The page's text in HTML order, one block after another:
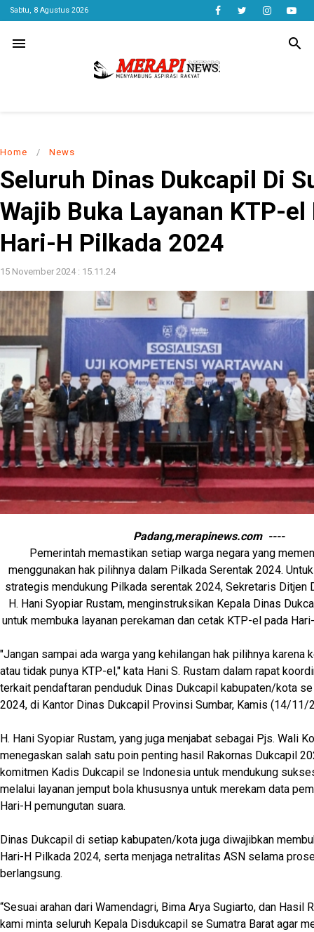
Sabtu, 8 Agustus 2026
menu search
Home / News
Seluruh Dinas Dukcapil Di
Wajib Buka Layanan KTP-el
Hari-H Pilkada 2024
15 November 2024 : 15.11.24
Padang,merapinews.com ----
Pemerintah memastikan setiap warga negara yang
menggunakan hak pilihnya dalam Pilkada Serentak 2024.
strategis mendukung Pilkada serentak 2024, Sekretaris Ditjen
H. Hani Syopiar Rustam, menginstruksikan Kepala Dinas
untuk membuka layanan perekaman dan cetak KTP-el pada
"Jangan sampai ada warga yang kehilangan hak pilihnya karena
atau tidak punya KTP-el," kata Hani S. Rustam dalam rapat
terkait pendaftaran penduduk Dinas Dukcapil kabupaten/kota se
2024, di Kantor Dinas Dukcapil Provinsi Sumbar, Kamis (14/11/
H. Hani Syopiar Rustam, yang juga menjabat sebagai Pjs. Wali
menegaskan salah satu poin penting hasil Rakornas Dukcapil
komitmen Kadis Dukcapil se Indonesia untuk mendukung
melalui layanan jemput bola khususnya untuk merekam data
Hari-H pemungutan suara.
Dinas Dukcapil di setiap kabupaten/kota juga diwajibkan
Hari-H Pilkada 2024, serta menjaga netralitas ASN selama
berlangsung.
“Sesuai arahan dari Wamendagri, Bima Arya Sugiarto, dan Hasil
kami minta seluruh Kepala Disdukcapil se Sumatra Barat agar